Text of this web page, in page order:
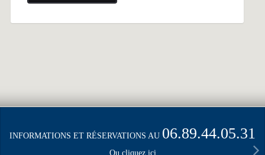
INFORMATIONS ET RÉSERVATIONS AU 06.89.44.05.31
Ou cliquez ici